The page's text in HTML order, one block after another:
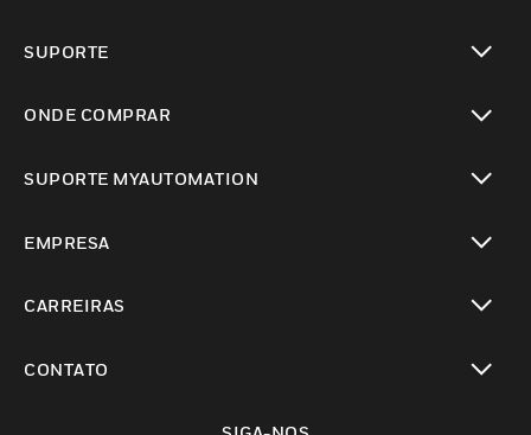
SUPORTE
ONDE COMPRAR
SUPORTE MYAUTOMATION
EMPRESA
CARREIRAS
CONTATO